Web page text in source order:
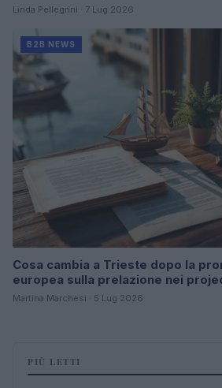
Linda Pellegrini · 7 Lug 2026
B2B NEWS
Cosa cambia a Trieste dopo la
europea sulla prelazione nei
Martina Marchesi · 5 Lug 2026
PIÙ LETTI